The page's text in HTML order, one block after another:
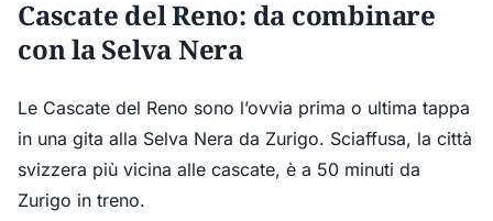
Cascate del Reno: da combinare
con la Selva Nera
Le Cascate del Reno sono l’ovvia prima o ultima tappa
in una gita alla Selva Nera da Zurigo. Sciaffusa, la città
svizzera più vicina alle cascate, è a 50 minuti da
Zurigo in treno.